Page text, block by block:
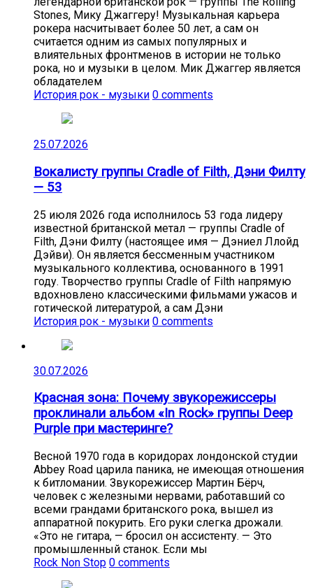
Stones, Мику Джаггеру! Музыкальная карьера
рокера насчитывает более 50 лет, а сам он
считается одним из самых популярных и
влиятельных фронтменов в истории не только
рока, но и музыки в целом. Мик Джаггер является
обладателем
История рок - музыки 0 comments
25.07.2026
Вокалисту группы Cradle of Filth, Дэни Филту
— 53
25 июля 2026 года исполнилось 53 года лидеру
известной британской метал — группы Cradle of
Filth, Дэни Филту (настоящее имя — Дэниел Ллойд
Дэйви). Он является бессменным участником
музыкального коллектива, основанного в 1991
году. Творчество группы Cradle of Filth напрямую
вдохновлено классическими фильмами ужасов и
готической литературой, а сам Дэни
История рок - музыки 0 comments
30.07.2026
Красная зона: Почему звукорежиссеры
проклинали альбом «In Rock» группы Deep
Purple при мастеринге?
Весной 1970 года в коридорах лондонской студии
Abbey Road царила паника, не имеющая отношения
к битломании. Звукорежиссер Мартин Бёрч,
человек с железными нервами, работавший со
всеми грандами британского рока, вышел из
аппаратной покурить. Его руки слегка дрожали.
«Это не гитара, — бросил он ассистенту. — Это
промышленный станок. Если мы
Rock Non Stop 0 comments